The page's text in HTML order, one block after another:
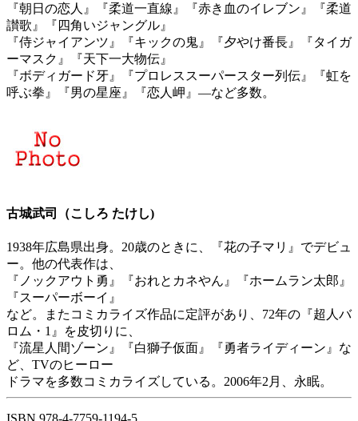
『朝日の恋人』『柔道一直線』『赤き血のイレブン』『柔道
讃歌』『四角いジャングル』
『侍ジャイアンツ』『キックの鬼』『夕やけ番長』『タイガ
ーマスク』『天下一大物伝』
『ボディガード牙』『プロレススーパースター列伝』『虹を
呼ぶ拳』『男の星座』『恋人岬』―など多数。
古城武司（こしろ たけし)
1938年広島県出身。20歳のときに、『花の子マリ』でデビュ
ー。他の代表作は、
『ノックアウト勇』『おれとカネやん』『ホームラン太郎』
『スーパーボーイ』
など。またコミカライズ作品に定評があり、72年の『超人バ
ロム・1』を皮切りに、
『流星人間ゾーン』『白獅子仮面』『勇者ライディーン』な
ど、TVのヒーロー
ドラマを多数コミカライズしている。2006年2月、永眠。
ISBN 978-4-7759-1194-5